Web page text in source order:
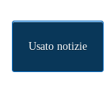
Usato notizie